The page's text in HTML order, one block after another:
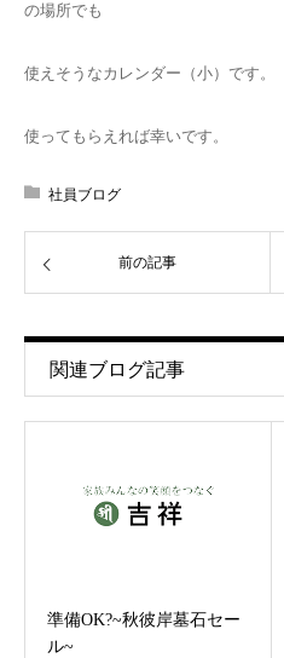
の場所でも
使えそうなカレンダー（小）です。
使ってもらえれば幸いです。
社員ブログ
前の記事
関連ブログ記事
準備OK?~秋彼岸墓石セー
ル~